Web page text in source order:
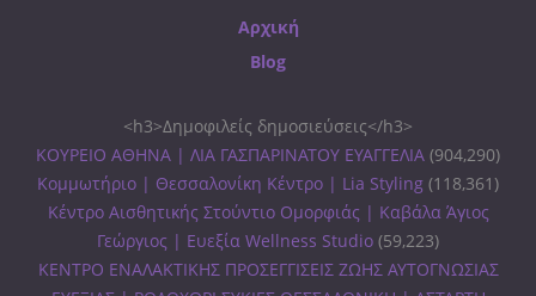
Αρχική
Blog
<h3>Δημοφιλείς δημοσιεύσεις</h3>
ΚΟΥΡΕΙΟ ΑΘΗΝΑ | ΛΙΑ ΓΑΣΠΑΡΙΝΑΤΟΥ ΕΥΑΓΓΕΛΙΑ (904,290)
Κομμωτήριο | Θεσσαλονίκη Κέντρο | Lia Styling (118,361)
Κέντρο Αισθητικής Στούντιο Ομορφιάς | Καβάλα Άγιος
Γεώργιος | Ευεξία Wellness Studio (59,223)
ΚΕΝΤΡΟ ΕΝΑΛΑΚΤΙΚΗΣ ΠΡΟΣΕΓΓΙΣΕΙΣ ΖΩΗΣ ΑΥΤΟΓΝΩΣΙΑΣ